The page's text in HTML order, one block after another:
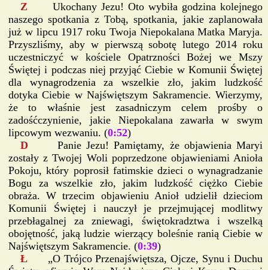
Z Ukochany Jezu! Oto wybiła godzina kolejnego
naszego spotkania z Tobą, spotkania, jakie zaplanowała
już w lipcu 1917 roku Twoja Niepokalana Matka Maryja.
Przyszliśmy, aby w pierwszą sobotę lutego 2014 roku
uczestniczyć w kościele Opatrzności Bożej we Mszy
Świętej i podczas niej przyjąć Ciebie w Komunii Świętej
dla wynagrodzenia za wszelkie zło, jakim ludzkość
dotyka Ciebie w Najświętszym Sakramencie. Wierzymy,
że to właśnie jest zasadniczym celem prośby o
zadośćczynienie, jakie Niepokalana zawarła w swym
lipcowym wezwaniu. (0:52)
DPanie Jezu! Pamiętamy, że objawienia Maryi
zostały z Twojej Woli poprzedzone objawieniami Anioła
Pokoju, który poprosił fatimskie dzieci o wynagradzanie
Bogu za wszelkie zło, jakim ludzkość ciężko Ciebie
obraża. W trzecim objawieniu Anioł udzielił dzieciom
Komunii Świętej i nauczył je przejmującej modlitwy
przebłagalnej za zniewagi, świętokradztwa i wszelką
obojętność, jaką ludzie wierzący boleśnie ranią Ciebie w
Najświętszym Sakramencie. (0:39)
Ł „O Trójco Przenajświętsza, Ojcze, Synu i Duchu